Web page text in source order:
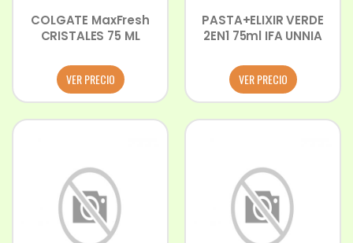
COLGATE MaxFresh
CRISTALES 75 ML
VER PRECIO
PASTA+ELIXIR VERDE
2EN1 75ml IFA UNNIA
VER PRECIO